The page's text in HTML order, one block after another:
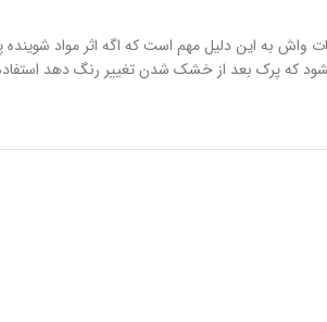
ماشین آلات
به این دلیل مهم است که اگه اثر مواد
که پرک بعد از خشک شدن تغییر رنگ دهد استفاده